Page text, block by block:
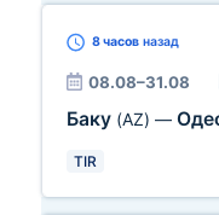
8 часов назад
08.08–31.08
Баку (AZ) —
TIR